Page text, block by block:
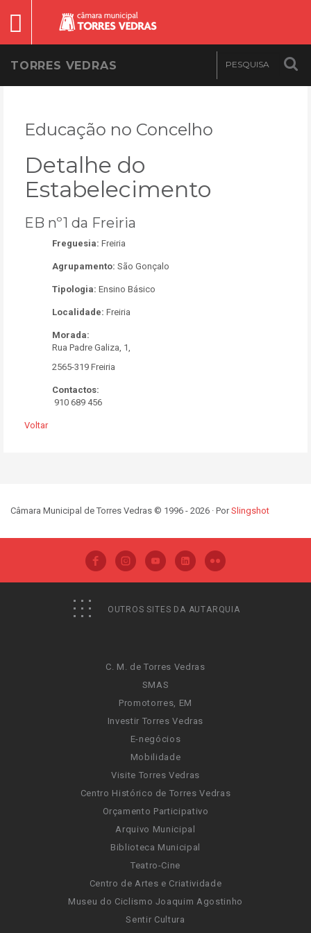
TORRES VEDRAS
Educação no Concelho
Detalhe do
Estabelecimento
EB nº1 da Freiria
Freguesia: Freiria
Agrupamento: São Gonçalo
Tipologia: Ensino Básico
Localidade: Freiria
Morada:
Rua Padre Galiza, 1,
2565-319 Freiria
Contactos:
910 689 456
Voltar
Câmara Municipal de Torres Vedras © 1996 - 2026 · PorSlingshot
OUTROS SITES DA AUTARQUIA
C. M. de Torres Vedras
SMAS
Promotorres, EM
Investir Torres Vedras
E-negócios
Mobilidade
Visite Torres Vedras
Centro Histórico de Torres Vedras
Orçamento Participativo
Arquivo Municipal
Biblioteca Municipal
Teatro-Cine
Centro de Artes e Criatividade
Museu do Ciclismo Joaquim Agostinho
Sentir Cultura